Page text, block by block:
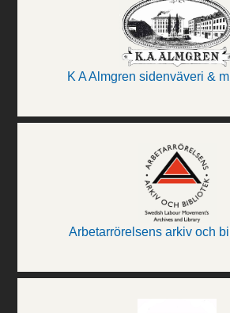
K A Almgren sidenväveri &
Arbetarrörelsens arkiv och